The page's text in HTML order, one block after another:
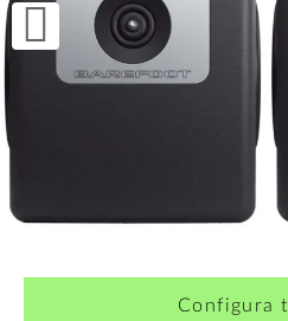
Configura